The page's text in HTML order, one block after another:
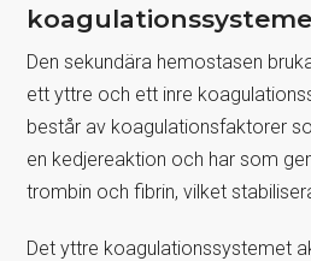
Den sekundära hemostasen
ett yttre och ett inre
består av koagulationsfaktorer
en kedjereaktion och har som
trombin och fibrin, vilket
Det yttre koagulationssystemet